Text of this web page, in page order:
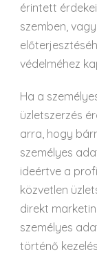
érintett
szemben,
védelméhez
Ha a
üzletszerzés
arra, hogy
személyes
ideértve a
közvetlen
direkt
személyes
történő